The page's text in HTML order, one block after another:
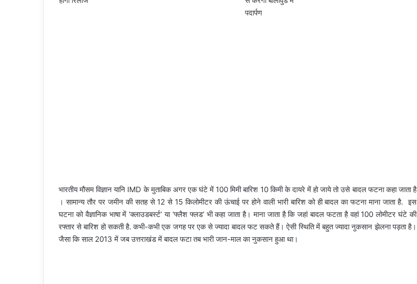
भारतीय मौसम विज्ञान यानि IMD के मुताबिक अगर एक घंटे में 100 मिमी बारिश 10 किमी के दायरे में हो जाये तो उसे बादल फटना कहा जाता है
। सामान्य तौर पर जमीन की सतह से 12 से 15 किलोमीटर की ऊंचाई पर होने वाली भारी बारिश को ही बादल का फटना माना जाता है. इस
घटना को वैज्ञानिक भाषा में ‘क्लाउडबर्स्ट’ या ‘फ्लैश फ्लड’ भी कहा जाता है। माना जाता है कि जहां बादल फटता है वहां 100 लोमीटर घंटे की
रफ्तार से बारिश हो सकती है. कभी-कभी एक जगह पर एक से ज्यादा बादल फट सकते हैं। ऐसी स्थिति में बहुत ज्यादा नुकसान झेलना पड़ता है।
जैसा कि साल 2013 में जब उत्तराखंड में बादल फटा तब भारी जान-माल का नुकसान हुआ था।